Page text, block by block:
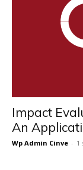
Impact
An
Wp Admin Cinve - 1